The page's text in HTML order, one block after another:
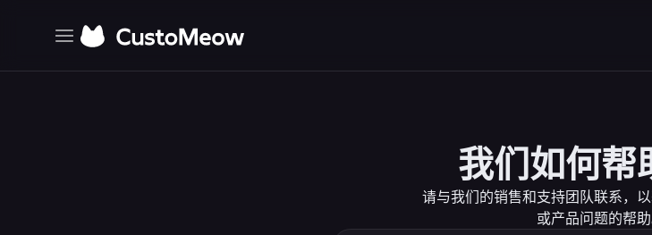
我们如何帮
请与我们的销售和支持团队联系，
或产品问题的帮助